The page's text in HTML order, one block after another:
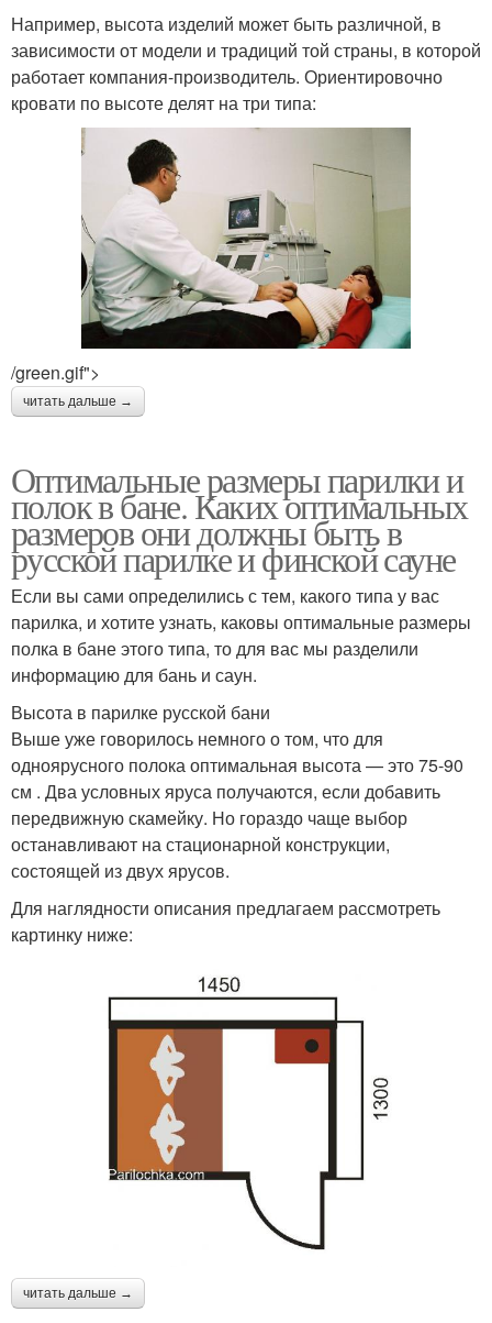
Например, высота изделий может быть различной, в
зависимости от модели и традиций той страны, в которой
работает компания-производитель. Ориентировочно
кровати по высоте делят на три типа:
/green.gif">
читать дальше →
Оптимальные размеры парилки и
полок в бане. Каких оптимальных
размеров они должны быть в
русской парилке и финской сауне
Если вы сами определились с тем, какого типа у вас
парилка, и хотите узнать, каковы оптимальные размеры
полка в бане этого типа, то для вас мы разделили
информацию для бань и саун.
Высота в парилке русской бани
Выше уже говорилось немного о том, что для
одноярусного полока оптимальная высота — это 75-90
см . Два условных яруса получаются, если добавить
передвижную скамейку. Но гораздо чаще выбор
останавливают на стационарной конструкции,
состоящей из двух ярусов.
Для наглядности описания предлагаем рассмотреть
картинку ниже:
читать дальше →